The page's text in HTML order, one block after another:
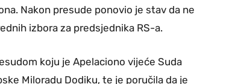
Nakon presude ponovio je stav da ne
izbora za predsjednika RS-a.
koju je Apelaciono vijeće Suda
Miloradu Dodiku, te je poručila da je